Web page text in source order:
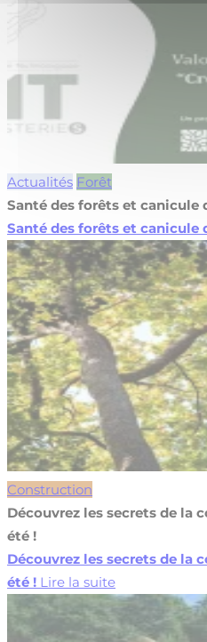
Actualités Forêt
Santé des forêts et canicule
Santé des forêts et canicule
Construction
Découvrez les secrets de la
été !
Découvrez les secrets de la
été ! Lire la suite